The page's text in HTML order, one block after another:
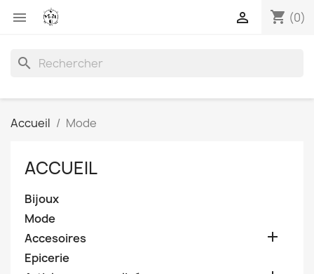
 shopping_cart (0)

search
Accueil Mode
ACCUEIL
Bijoux
Mode
Accesoires

Epicerie